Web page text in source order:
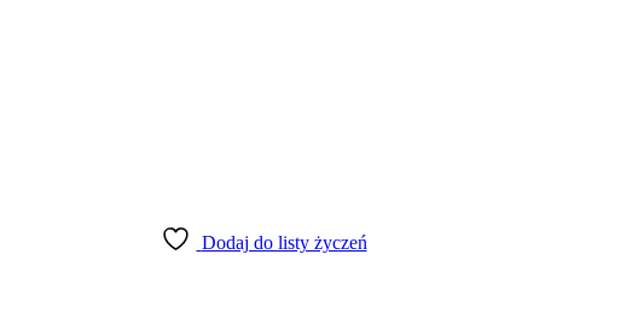
Dodaj do listy życzeń